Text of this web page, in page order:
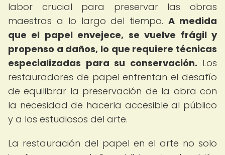
labor crucial para preservar las obras
maestras a lo largo del tiempo.A medida
que el papel envejece, se vuelve frágil y
propenso a daños, lo que requiere técnicas
especializadas para su conservación. Los
restauradores de papel enfrentan el desafío
de equilibrar la preservación de la obra con
la necesidad de hacerla accesible al público
y a los estudiosos del arte.
La restauración del papel en el arte no solo